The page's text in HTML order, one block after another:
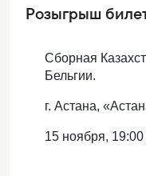
Розыгрыш
Сборная
Бельгии.
г. Астана,
15 ноября, 19:00